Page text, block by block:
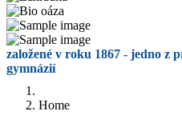
založené v roku 1867 - jedno z
gymnázií
Home